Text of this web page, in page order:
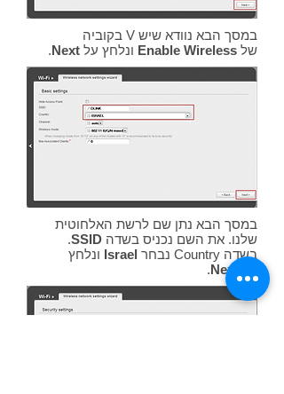
במסך הבא נוודא שיש V בקוביה
שלEnable Wireless ונלחץ עלNext
.
במסך הבא נתן שם לרשת האלחוטית
שלנו. את השם נכניס בשדהSSID
.
בשדה Country נבחר
Israel ונלחץ
Next
.